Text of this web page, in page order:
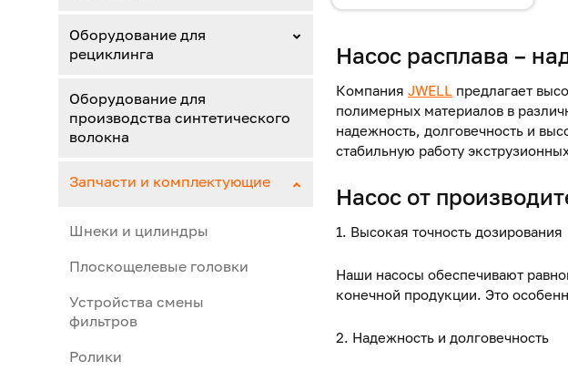
Оборудование для
рециклинга
Оборудование для
производства синтетического
волокна
Запчасти и комплектующие
Шнеки и цилиндры
Плоскощелевые головки
Устройства смены
фильтров
Ролики
Насос расплава –
Компания JWELL предлагает
полимерных материалов в
надежность, долговечность и
стабильную работу
Насос от
1. Высокая точность дозирования
Наши насосы обеспечивают
конечной продукции. Это
2. Надежность и долговечность